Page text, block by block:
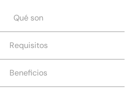
Qué son
Requisitos
Beneficios